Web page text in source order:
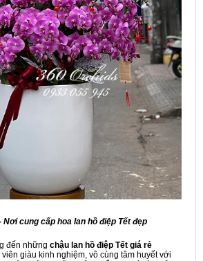
Nơi cung cấp hoa lan hồ điệp Tết đẹp
đến những chậu lan hồ điệp Tết giá rẻ
giàu kinh nghiệm, vô cùng tâm huyết với